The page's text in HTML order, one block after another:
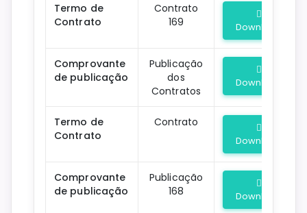
Termo de
Contrato
Contrato
169
Download
Comprovante
de publicação
Publicação
dos
Contratos
Download
Termo de
Contrato
Contrato
Download
Comprovante
de publicação
Publicação
168
Download